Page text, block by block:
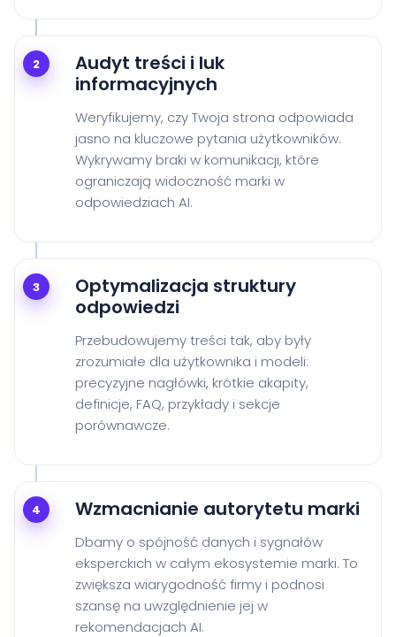
2
Audyt treści i luk
informacyjnych
Weryfikujemy, czy Twoja strona odpowiada
jasno na kluczowe pytania użytkowników.
Wykrywamy braki w komunikacji, które
ograniczają widoczność marki w
odpowiedziach AI.
3
Optymalizacja struktury
odpowiedzi
Przebudowujemy treści tak, aby były
zrozumiałe dla użytkownika i modeli:
precyzyjne nagłówki, krótkie akapity,
definicje, FAQ, przykłady i sekcje
porównawcze.
4 Wzmacnianie autorytetu marki
Dbamy o spójność danych i sygnałów
eksperckich w całym ekosystemie marki. To
zwiększa wiarygodność firmy i podnosi
szansę na uwzględnienie jej w
rekomendacjach AI.